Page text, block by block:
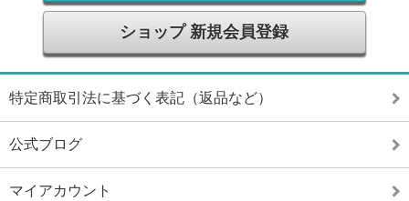
ショップ 新規会員登録
特定商取引法に基づく表記（返品など）
公式ブログ
マイアカウント